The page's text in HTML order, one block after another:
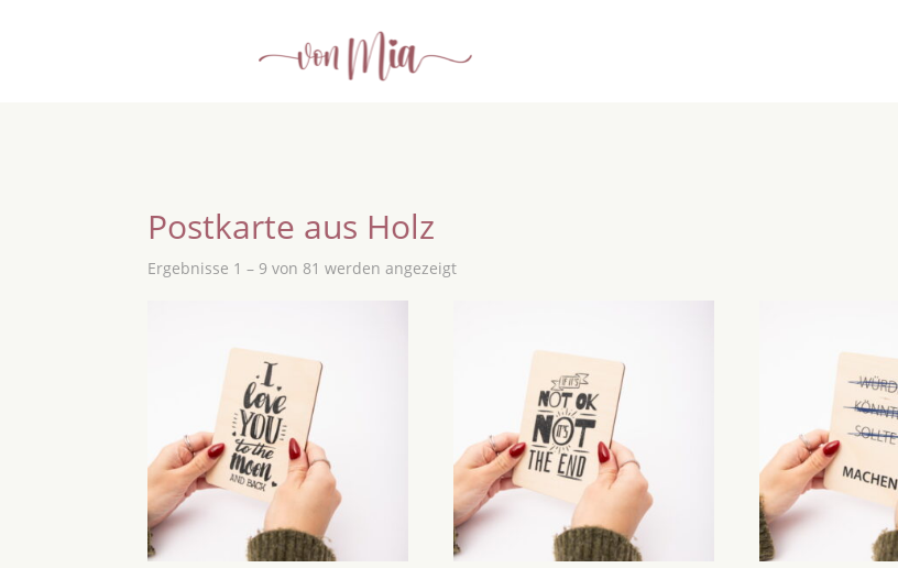
Postkarte aus Holz
Ergebnisse 1 – 9 von 81 werden angezeigt